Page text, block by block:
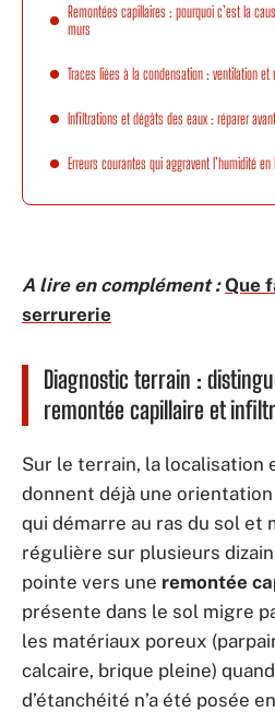
Remontées capillaires : pourquoi c’est la
murs
Traces liées à la condensation : ventilation et
Infiltrations et dégâts des eaux : réparer
Erreurs courantes qui aggravent l’humidité
A lire en complément : Que
serrurerie
Diagnostic terrain :
remontée capillaire et
Sur le terrain, la localisation
donnent déjà une
qui démarre au ras du sol et
régulière sur plusieurs
pointe vers une remontée
présente dans le sol migre
les matériaux poreux
calcaire, brique pleine)
d’étanchéité n’a été posée